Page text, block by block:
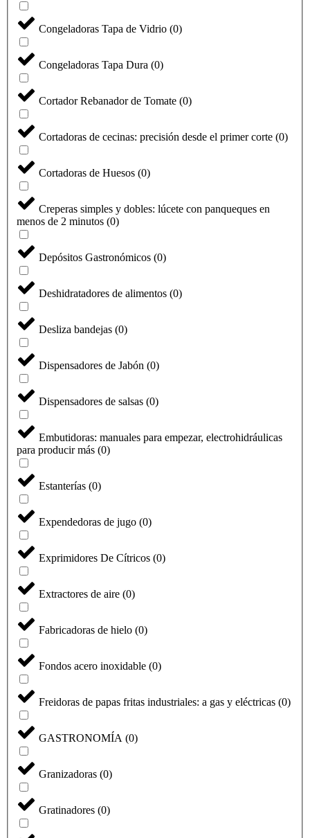
Congeladoras Tapa de Vidrio (0)
Congeladoras Tapa Dura (0)
Cortador Rebanador de Tomate (0)
Cortadoras de cecinas: precisión desde el primer corte (0)
Cortadoras de Huesos (0)
Creperas simples y dobles: lúcete con panqueques en
menos de 2 minutos (0)
Depósitos Gastronómicos (0)
Deshidratadores de alimentos (0)
Desliza bandejas (0)
Dispensadores de Jabón (0)
Dispensadores de salsas (0)
Embutidoras: manuales para empezar, electrohidráulicas
para producir más (0)
Estanterías (0)
Expendedoras de jugo (0)
Exprimidores De Cítricos (0)
Extractores de aire (0)
Fabricadoras de hielo (0)
Fondos acero inoxidable (0)
Freidoras de papas fritas industriales: a gas y eléctricas (0)
GASTRONOMÍA (0)
Granizadoras (0)
Gratinadores (0)